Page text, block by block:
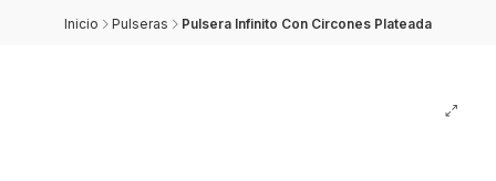
Inicio Pulseras Pulsera Infinito Con Circones Plateada